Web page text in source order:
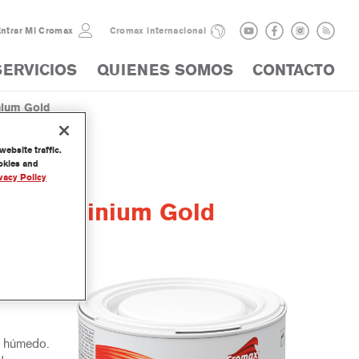
Mi Cromax Cromax internacional
QUIENES SOMOS CONTACTO
Gold
Aluminium Gold
traffic.
and
Policy